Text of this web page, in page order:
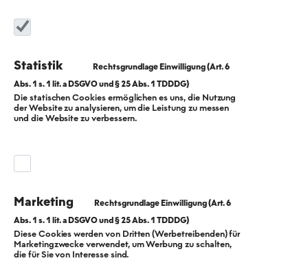
Bienenfreundliche
Was kann getan
Statistik
Die statischen Cookies ermöglichen es uns, die Nutzung
der Website zu analysieren, um die Leistung zu messen
und die Website zu verbessern.
Marketing
Diese Cookies werden von Dritten (Werbetreibenden) für
Marketingzwecke verwendet, um Werbung zu schalten,
die für Sie von Interesse sind.